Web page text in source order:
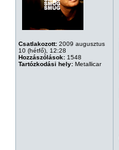
Csatlakozott: 2009 augusztus
10 (hétfő), 12:28
Hozzászólások: 1548
Tartózkodási hely: Metallicar